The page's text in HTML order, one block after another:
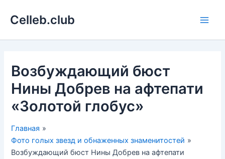
Celleb.club
Возбуждающий бюст
Нины Добрев на афтепати
«Золотой глобус»
Главная
Фото голых звезд и обнаженных знаменитостей
Возбуждающий бюст Нины Добрев на афтепати